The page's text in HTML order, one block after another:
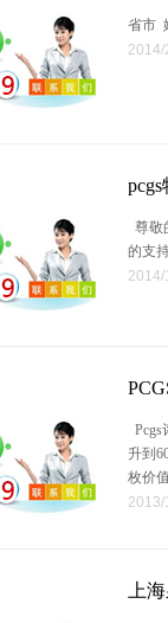
省市
2014/
尊敬
的支
2014/
升到
枚价
2013/
上